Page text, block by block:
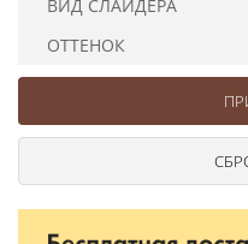
ВИД СЛАЙДЕРА
ОТТЕНОК
Ушковые
Шторные
Цепочки шарики с замком
Ткани
Шнуры
Элементы декора